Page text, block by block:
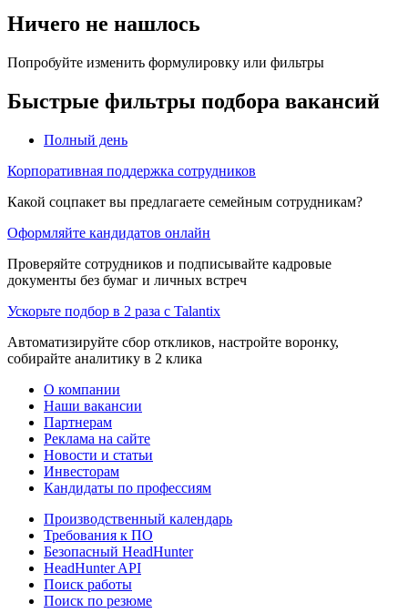
Ничего не нашлось
Попробуйте изменить формулировку или фильтры
Быстрые фильтры подбора вакансий
Полный день
Корпоративная поддержка сотрудников
Какой соцпакет вы предлагаете семейным сотрудникам?
Оформляйте кандидатов онлайн
Проверяйте сотрудников и подписывайте кадровые
документы без бумаг и личных встреч
Ускорьте подбор в 2 раза с Talantix
Автоматизируйте сбор откликов, настройте воронку,
собирайте аналитику в 2 клика
О компании
Наши вакансии
Партнерам
Реклама на сайте
Новости и статьи
Инвесторам
Кандидаты по профессиям
Производственный календарь
Требования к ПО
Безопасный HeadHunter
HeadHunter API
Поиск работы
Поиск по резюме